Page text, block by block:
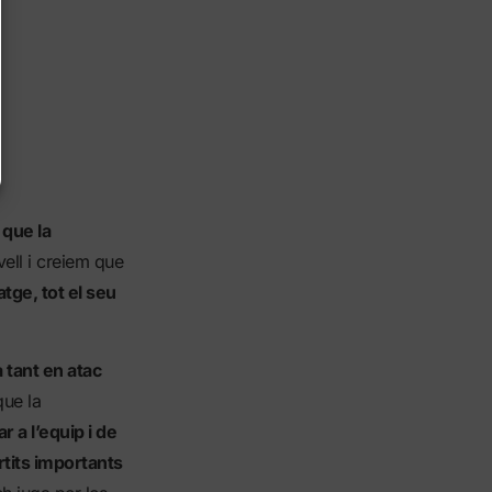
la
i creiem que
tot el seu
en atac
la
a l’equip i de
importants